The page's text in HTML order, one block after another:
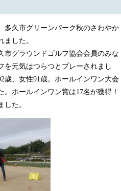
多久市グリーンパーク秋のさわやか
した。
市グラウンドゴルフ協会会員のみな
を元気はつらつとプレーされまし
歳、女性91歳。ホールインワン大会
ホールインワン賞は17名が獲得！
た。